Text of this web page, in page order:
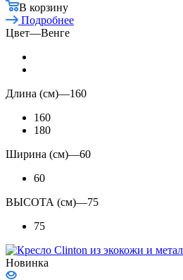
В корзину
Подробнее
Цвет—Венге
Длина (см)—160
160
180
Ширина (см)—60
60
ВЫСОТА (см)—75
75
Новинка